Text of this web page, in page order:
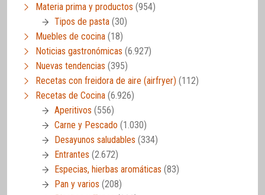
Materia prima y productos (954)
Tipos de pasta (30)
Muebles de cocina (18)
Noticias gastronómicas (6.927)
Nuevas tendencias (395)
Recetas con freidora de aire (airfryer) (112)
Recetas de Cocina (6.926)
Aperitivos (556)
Carne y Pescado (1.030)
Desayunos saludables (334)
Entrantes (2.672)
Especias, hierbas aromáticas (83)
Pan y varios (208)